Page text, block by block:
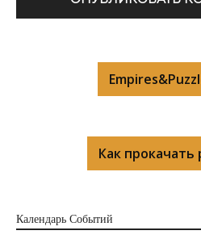
Как прокачать
Календарь Cобытий